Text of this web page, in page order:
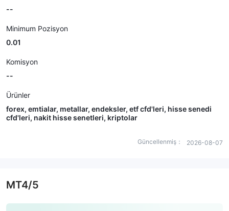
--
Minimum Pozisyon
0.01
Komisyon
--
Ürünler
forex, emtialar, metallar, endeksler, etf cfd'leri, hisse senedi
cfd'leri, nakit hisse senetleri, kriptolar
Güncellenmiş： 2026-08-07
MT4/5